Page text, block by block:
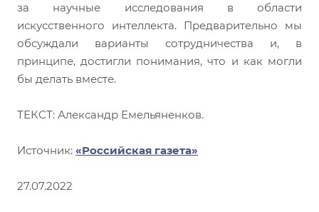
за научные исследования в области
искусственного интеллекта. Предварительно мы
обсуждали варианты сотрудничества и, в
принципе, достигли понимания, что и как могли
бы делать вместе.
ТЕКСТ: Александр Емельяненков.
Источник: «Российская газета»
27.07.2022